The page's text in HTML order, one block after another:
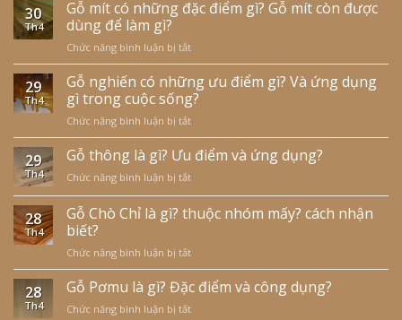
điểm
và
biết?
Tần
Bì
thuộc
nhóm
mấy?
ưu
nhược
điểm?
30
Th4
Gỗ mít có những đặc điểm gì? Gỗ mít còn được
dùng để làm gì?
Chức năng bình luận bị tắt
Gỗ
mít
có
những
điểm
gì?
còn
được
29
Th4
Gỗ nghiến có những ưu điểm gì? Và ứng dụng
gì trong cuộc sống?
Chức năng bình luận bị tắt
Gỗ
nghiến
ưu
điểm
dụng
gì
29
Th4
Gỗ thông là gì? Ưu điểm và ứng dụng?
Chức năng bình luận bị tắt
thông
là
điểm
và
28
Th4
Gỗ Chò Chỉ là gì? thuộc nhóm mấy? cách nhận
biết?
Chức năng bình luận bị tắt
Gỗ
Chò
28
Th4
Gỗ Pơmu là gì? Đặc điểm và công dụng?
Chức năng bình luận bị tắt